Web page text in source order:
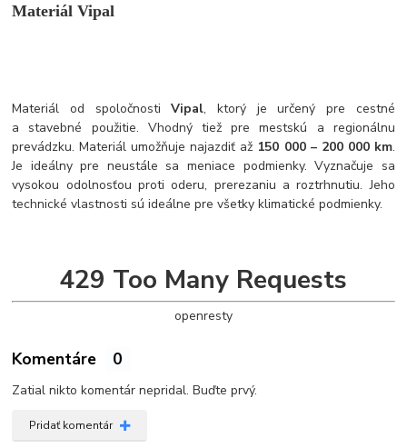
Materiál Vipal
Materiál od spoločnostiVipal, ktorý je určený pre cestné
a stavebné použitie. Vhodný tiež pre mestskú a regionálnu
prevádzku. Materiál umožňuje najazdiť až 150 000 – 200 000 km.
Je ideálny pre neustále sa meniace podmienky. Vyznačuje sa
vysokou odolnosťou proti oderu, prerezaniu a roztrhnutiu. Jeho
technické vlastnosti sú ideálne pre všetky klimatické podmienky.
429 Too Many Requests
openresty
Komentáre 0
Zatial nikto komentár nepridal. Buďte prvý.
Pridať komentár